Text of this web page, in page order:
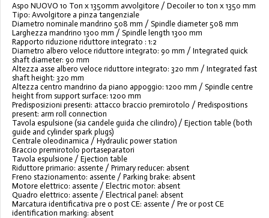
Aspo NUOVO 10 Ton x 1350mm avvolgitore / Decoiler 10 ton x 1350 mm
Tipo: Avvolgitore a pinza tangenziale
Diametro nominale mandrino 508 mm / Spindle diameter 508 mm
Larghezza mandrino 1300 mm / Spindle length 1300 mm
Rapporto riduzione riduttore integrato : 1:2
Diametro albero veloce riduttore integrato: 90 mm / Integrated quick
shaft diameter: 90 mm
Altezza asse albero veloce riduttore integrato: 320 mm / Integrated fast
shaft height: 320 mm
Altezza centro mandrino da piano appoggio: 1200 mm / Spindle centre
height from support surface: 1200 mm
Predisposizioni presenti: attacco braccio premirotolo / Predispositions
present: arm roll connection
Tavola espulsione (sia candele guida che cilindro) / Ejection table (both
guide and cylinder spark plugs)
Centrale oleodinamica / Hydraulic power station
Braccio premirotolo portaseparatori
Tavola espulsione / Ejection table
Riduttore primario: assente / Primary reducer: absent
Freno stazionamento: assente / Parking brake: absent
Motore elettrico: assente / Electric motor: absent
Quadro elettrico: assente / Electrical panel: absent
Marcatura identificativa pre o post CE: assente / Pre or post CE
identification marking: absent